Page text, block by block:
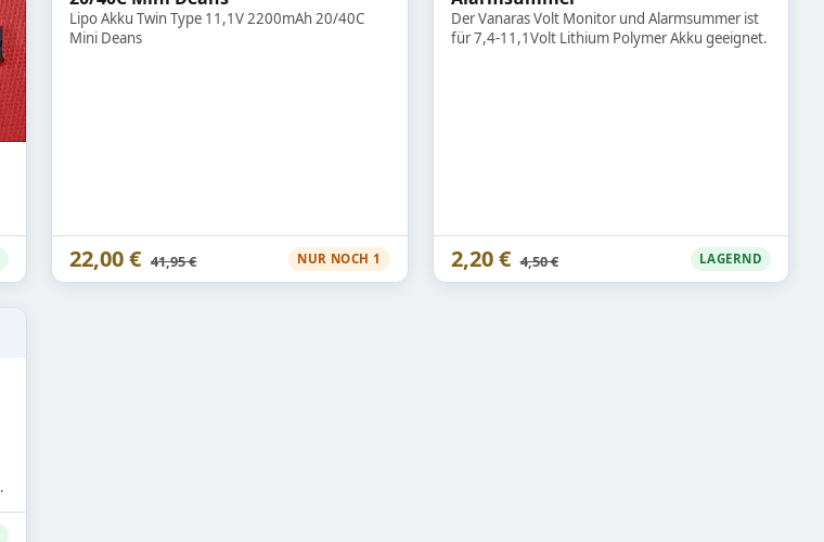
Lipo Akku Twin Type 11,1V 2200mAh 20/40C
Mini Deans
22,00 € Statt
41,95 € NUR NOCH 1
Der Vanaras Volt Monitor und Alarmsummer ist
für 7,4-11,1Volt Lithium Polymer Akku geeignet.
2,20 € Statt
4,50 € LAGERND